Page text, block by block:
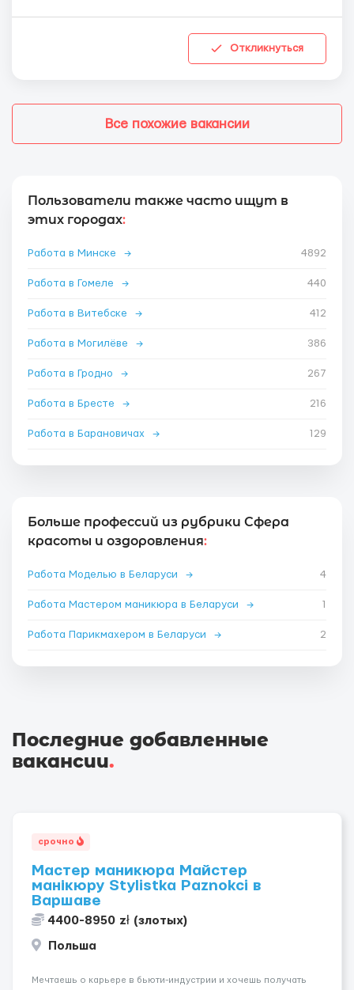
Откликнуться
Все похожие вакансии
Пользователи также часто ищут в
этих городах:
Работа в Минске → 4892
Работа в Гомеле → 440
Работа в Витебске → 412
Работа в Могилёве → 386
Работа в Гродно → 267
Работа в Бресте → 216
Работа в Барановичах → 129
Больше профессий из рубрики Сфера
красоты и оздоровления:
Работа Моделью в Беларуси → 4
Работа Мастером маникюра в Беларуси → 1
Работа Парикмахером в Беларуси → 2
Последние добавленные
вакансии.
срочно
Мастер маникюра Майстер
манікюру Stylistka Paznokci в
Варшаве
4400-8950 zł (злотых)
Польша
Мечтаешь о карьере в бьюти-индустрии и хочешь получать